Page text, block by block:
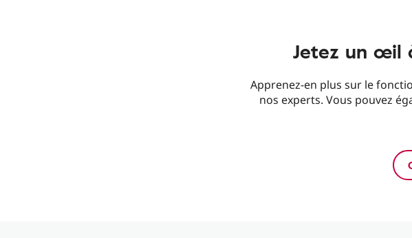
Jetez un œil
Apprenez-en plus sur le
nos experts. Vous pouvez